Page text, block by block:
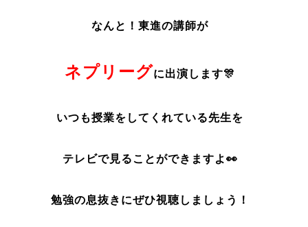
なんと！東進の講師が
ネプリーグに出演します🎊
いつも授業をしてくれている先生を
テレビで見ることができますよ👀
勉強の息抜きにぜひ視聴しましょう！